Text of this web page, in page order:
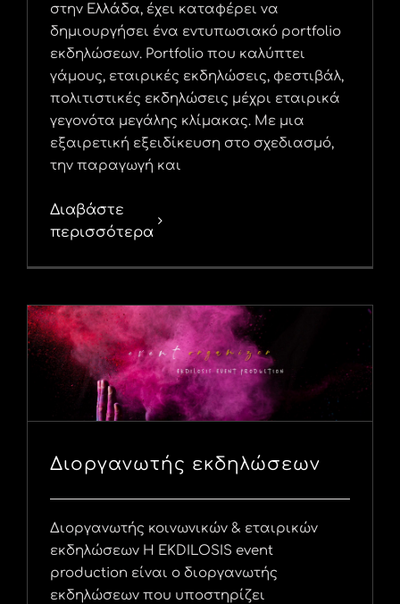
στην Ελλάδα, έχει καταφέρει να
δημιουργήσει ένα εντυπωσιακό portfolio
εκδηλώσεων. Portfolio που καλύπτει
γάμους, εταιρικές εκδηλώσεις, φεστιβάλ,
πολιτιστικές εκδηλώσεις μέχρι εταιρικά
γεγονότα μεγάλης κλίμακας. Με μια
εξαιρετική εξειδίκευση στο σχεδιασμό,
την παραγωγή και
Διαβάστε
περισσότερα
Διοργανωτής εκδηλώσεων
Διοργανωτής κοινωνικών & εταιρικών
εκδηλώσεων Η EKDILOSIS event
production είναι ο διοργανωτής
εκδηλώσεων που υποστηρίζει